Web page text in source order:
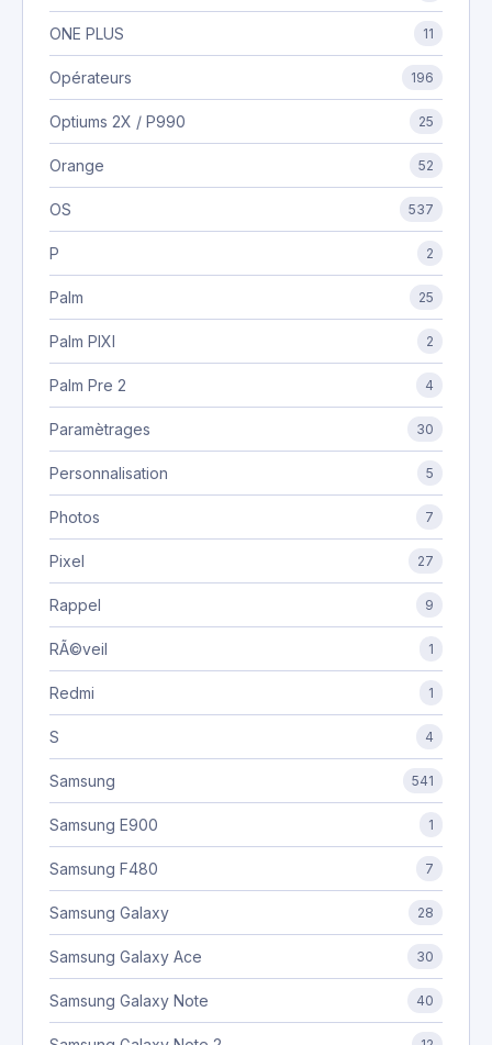
ONE PLUS 11
Opérateurs 196
Optiums 2X / P990 25
Orange 52
OS 537
P 2
Palm 25
Palm PIXI 2
Palm Pre 2 4
Paramètrages 30
Personnalisation 5
Photos 7
Pixel 27
Rappel 9
RÃ©veil 1
Redmi 1
S 4
Samsung 541
Samsung E900 1
Samsung F480 7
Samsung Galaxy 28
Samsung Galaxy Ace 30
Samsung Galaxy Note 40